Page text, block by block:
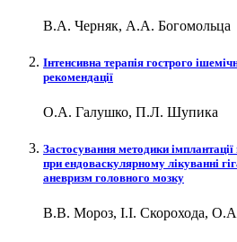
В.А. Черняк, А.А. Богомольца
Інтенсивна терапія гострого
рекомендації
О.А. Галушко, П.Л. Шупика
Застосування методики
при ендоваскулярному лікуванні
аневризм головного мозку
В.В. Мороз, І.І. Скорохода,